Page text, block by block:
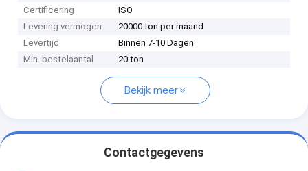
Certificering
ISO
Levering vermogen
20000 ton per maand
Levertijd
Binnen 7-10 Dagen
Min. bestelaantal
20 ton
Bekijk meer
Contactgegevens